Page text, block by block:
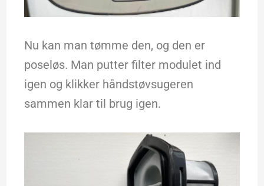
Nu kan man tømme den, og den er
poseløs. Man putter filter modulet ind
igen og klikker håndstøvsugeren
sammen klar til brug igen.